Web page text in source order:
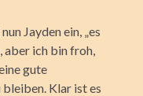
Jayden ein, „es
aber ich bin froh,
gute
Klar ist es